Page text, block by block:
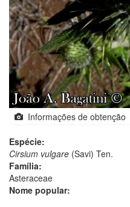
Informações de obtenção
Espécie:
Cirsium vulgare (Savi) Ten.
Família:
Asteraceae
Nome popular: